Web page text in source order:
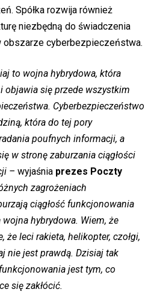
Spółka rozwija również
niezbędną do świadczenia
obszarze cyberbezpieczeństwa.
to wojna hybrydowa, która
objawia się przede wszystkim
Cyberbezpieczeństwo
która do tej pory
poufnych informacji, a
w stronę zaburzania ciągłości
– wyjaśnia prezes Poczty
zagrożeniach
ciągłość funkcjonowania
hybrydowa. Wiem, że
leci rakieta, helikopter, czołgi,
nie jest prawdą. Dzisiaj tak
jest tym, co
się zakłócić.